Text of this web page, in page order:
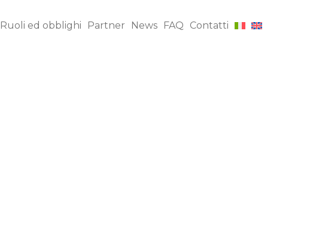
Ruoli ed obblighi Partner News FAQ Contatti